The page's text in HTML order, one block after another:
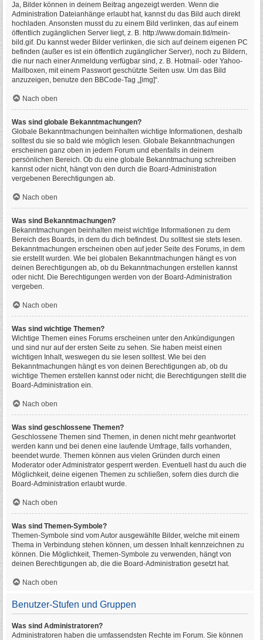
Ja, Bilder können in deinem Beitrag angezeigt werden. Wenn die
Administration Dateianhänge erlaubt hat, kannst du das Bild auch direkt
hochladen. Ansonsten musst du zu einem Bild verlinken, das auf einem
öffentlich zugänglichen Server liegt, z. B. http://www.domain.tld/mein-
bild.gif. Du kannst weder Bilder verlinken, die sich auf deinem eigenen PC
befinden (außer es ist ein öffentlich zugänglicher Server), noch zu Bildern,
die nur nach einer Anmeldung verfügbar sind, z. B. Hotmail- oder Yahoo-
Mailboxen, mit einem Passwort geschützte Seiten usw. Um das Bild
anzuzeigen, benutze den BBCode-Tag „[img]“.
Nach oben
Was sind globale Bekanntmachungen?
Globale Bekanntmachungen beinhalten wichtige Informationen, deshalb
solltest du sie so bald wie möglich lesen. Globale Bekanntmachungen
erscheinen ganz oben in jedem Forum und ebenfalls in deinem
persönlichen Bereich. Ob du eine globale Bekanntmachung schreiben
kannst oder nicht, hängt von den durch die Board-Administration
vergebenen Berechtigungen ab.
Nach oben
Was sind Bekanntmachungen?
Bekanntmachungen beinhalten meist wichtige Informationen zu dem
Bereich des Boards, in dem du dich befindest. Du solltest sie stets lesen.
Bekanntmachungen erscheinen oben auf jeder Seite des Forums, in dem
sie erstellt wurden. Wie bei globalen Bekanntmachungen hängt es von
deinen Berechtigungen ab, ob du Bekanntmachungen erstellen kannst
oder nicht. Die Berechtigungen werden von der Board-Administration
vergeben.
Nach oben
Was sind wichtige Themen?
Wichtige Themen eines Forums erscheinen unter den Ankündigungen
und sind nur auf der ersten Seite zu sehen. Sie haben meist einen
wichtigen Inhalt, weswegen du sie lesen solltest. Wie bei den
Bekanntmachungen hängt es von deinen Berechtigungen ab, ob du
wichtige Themen erstellen kannst oder nicht; die Berechtigungen stellt die
Board-Administration ein.
Nach oben
Was sind geschlossene Themen?
Geschlossene Themen sind Themen, in denen nicht mehr geantwortet
werden kann und bei denen eine laufende Umfrage, falls vorhanden,
beendet wurde. Themen können aus vielen Gründen durch einen
Moderator oder Administrator gesperrt werden. Eventuell hast du auch die
Möglichkeit, deine eigenen Themen zu schließen, sofern dies durch die
Board-Administration erlaubt wurde.
Nach oben
Was sind Themen-Symbole?
Themen-Symbole sind vom Autor ausgewählte Bilder, welche mit einem
Thema in Verbindung stehen können, um dessen Inhalt kennzeichnen zu
können. Die Möglichkeit, Themen-Symbole zu verwenden, hängt von
deinen Berechtigungen ab, die die Board-Administration gesetzt hat.
Nach oben
Benutzer-Stufen und Gruppen
Was sind Administratoren?
Administratoren haben die umfassendsten Rechte im Forum. Sie können